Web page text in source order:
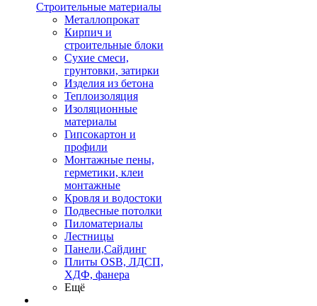
Строительные материалы
Металлопрокат
Кирпич и
строительные блоки
Сухие смеси,
грунтовки, затирки
Изделия из бетона
Теплоизоляция
Изоляционные
материалы
Гипсокартон и
профили
Монтажные пены,
герметики, клеи
монтажные
Кровля и водостоки
Подвесные потолки
Пиломатериалы
Лестницы
Панели,Сайдинг
Плиты OSB, ЛДСП,
ХДФ, фанера
Ещё